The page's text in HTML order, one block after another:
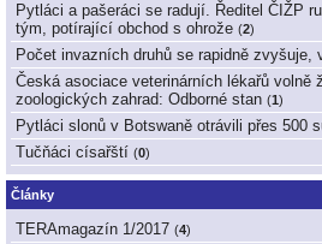
Pytláci a pašeráci se radují. Ředitel ČIŽP
tým, potírající obchod s ohrože (2)
Počet invazních druhů se rapidně zvyšuje,
Česká asociace veterinárních lékařů
zoologických zahrad: Odborné stan (1 )
Pytláci slonů v Botswaně otrávili přes 500
Tučňáci císařští (0)
Články
TERAmagazín 1/2017 (4)